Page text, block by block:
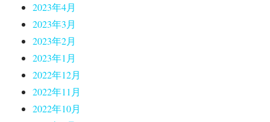
2023年4月
2023年3月
2023年2月
2023年1月
2022年12月
2022年11月
2022年10月